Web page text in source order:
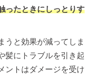
ったときにしっとりす
うと効果が減ってしま
髪にトラブルを引き起
ントはダメージを受け